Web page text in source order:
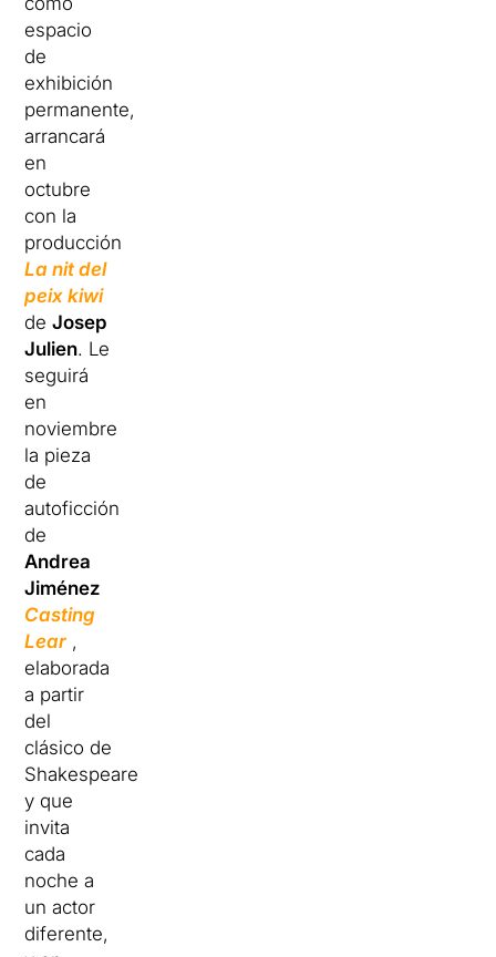
espacio
de
exhibición
permanente,
arrancará
en
octubre
con la
producción
La nit del
peix kiwi
deJosep
Julien. Le
seguirá
en
noviembre
la pieza
de
autoficción
de
Andrea
Jiménez
Casting
Lear ,
elaborada
a partir
del
clásico de
Shakespeare
y que
invita
cada
noche a
un actor
diferente,